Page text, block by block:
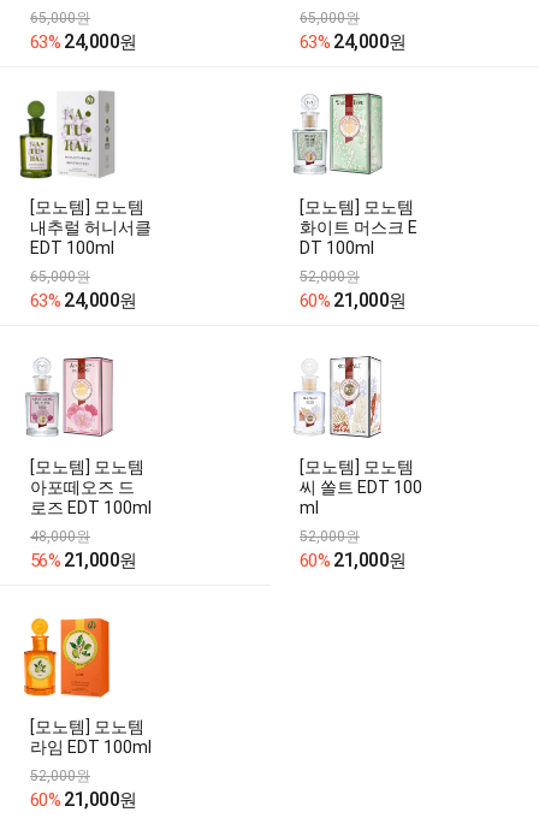
65,000원
63% 24,000원
65,000원
63% 24,000원
[모노템] 모노템
내추럴 허니서클
EDT 100ml
65,000원
63% 24,000원
[모노템] 모노템
화이트 머스크 E
DT 100ml
52,000원
60% 21,000원
[모노템] 모노템
아포떼오즈 드
로즈 EDT 100ml
48,000원
56% 21,000원
[모노템] 모노템
씨 쏠트 EDT 100
ml
52,000원
60% 21,000원
[모노템] 모노템
라임 EDT 100ml
52,000원
60% 21,000원